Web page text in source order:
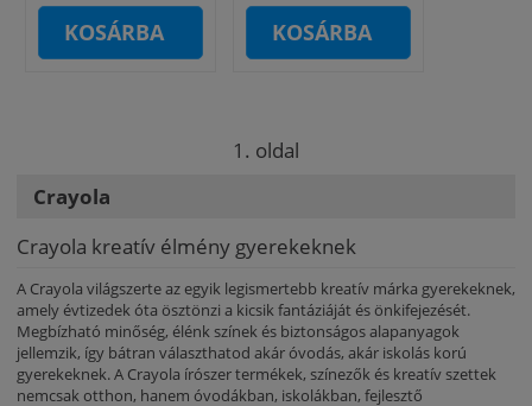
KOSÁRBA KOSÁRBA
1. oldal
Crayola
Crayola kreatív élmény gyerekeknek
A Crayola világszerte az egyik legismertebb kreatív márka gyerekeknek,
amely évtizedek óta ösztönzi a kicsik fantáziáját és önkifejezését.
Megbízható minőség, élénk színek és biztonságos alapanyagok
jellemzik, így bátran választhatod akár óvodás, akár iskolás korú
gyerekeknek. A Crayola írószer termékek, színezők és kreatív szettek
nemcsak otthon, hanem óvodákban, iskolákban, fejlesztő